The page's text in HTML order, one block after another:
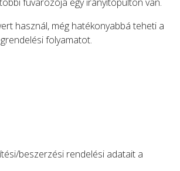
használ, még hatékonyabbá teheti a
folyamatot.
beszerzési rendelési adatait a